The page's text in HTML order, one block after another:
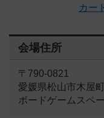
カー
会場住所
〒790-0821
愛媛県松山市木屋
ボードゲームスペ